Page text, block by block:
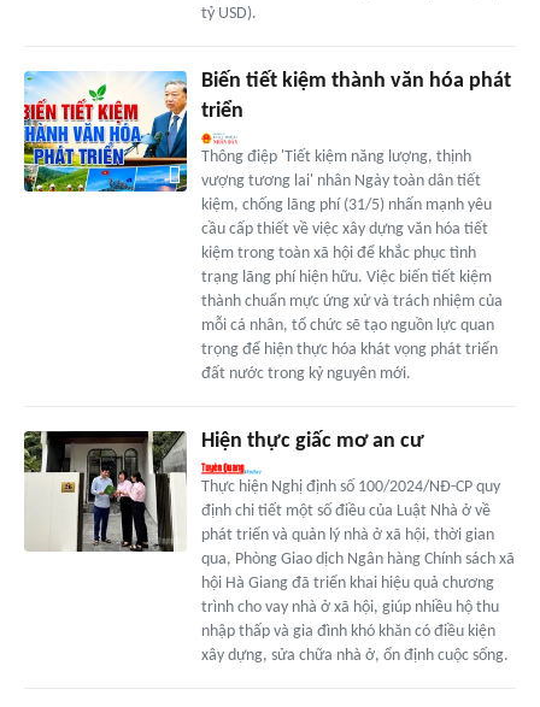
tỷ USD).
Biến tiết kiệm thành văn hóa phát
triển
Thông điệp 'Tiết kiệm năng lượng, thịnh
vượng tương lai' nhân Ngày toàn dân tiết
kiệm, chống lãng phí (31/5) nhấn mạnh yêu
cầu cấp thiết về việc xây dựng văn hóa tiết
kiệm trong toàn xã hội để khắc phục tình
trạng lãng phí hiện hữu. Việc biến tiết kiệm
thành chuẩn mực ứng xử và trách nhiệm của
mỗi cá nhân, tổ chức sẽ tạo nguồn lực quan
trọng để hiện thực hóa khát vọng phát triển
đất nước trong kỷ nguyên mới.
Hiện thực giấc mơ an cư
Thực hiện Nghị định số 100/2024/NĐ-CP quy
định chi tiết một số điều của Luật Nhà ở về
phát triển và quản lý nhà ở xã hội, thời gian
qua, Phòng Giao dịch Ngân hàng Chính sách xã
hội Hà Giang đã triển khai hiệu quả chương
trình cho vay nhà ở xã hội, giúp nhiều hộ thu
nhập thấp và gia đình khó khăn có điều kiện
xây dựng, sửa chữa nhà ở, ổn định cuộc sống.